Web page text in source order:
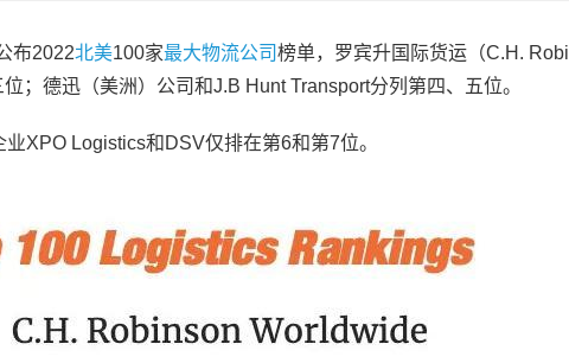
布2022北美100家最大物流公司榜单，罗宾升国际货运（C.H.
；德迅（美洲）公司和J.B Hunt Transport分列第四、五位。
XPO Logistics和DSV仅排在第6和第7位。